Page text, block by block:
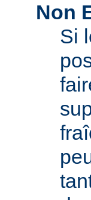
Non
Si